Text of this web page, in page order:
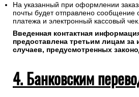
На указанный при оформлении
почты будет отправлено сообщение
платежа и электронный кассовый чек.
Введенная контактная
предоставлена третьим лицам за
случаев, предусмотренных
4. Банковским